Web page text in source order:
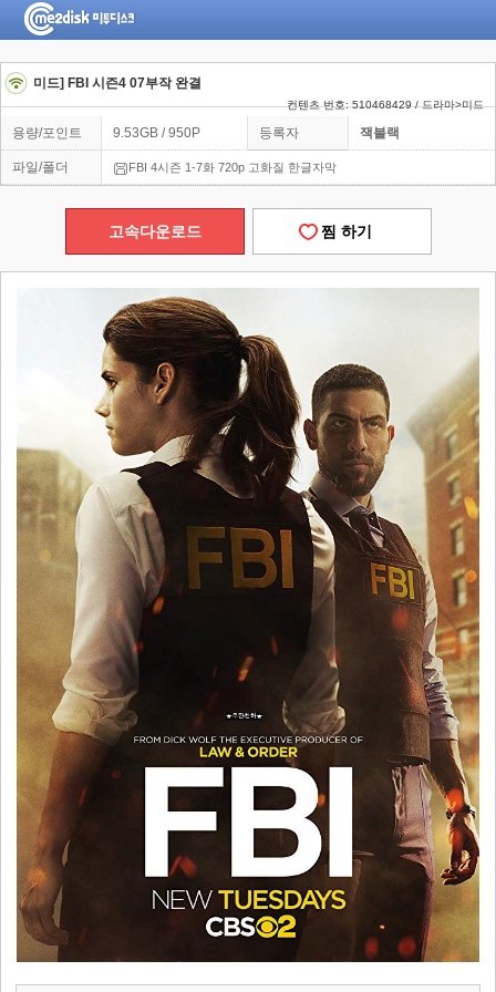
미드] FBI 시즌4 07부작 완결
컨텐츠 번호: 510468429 / 드라마>미드
용량/포인트 9.53GB / 950P 등록자 잭블랙
파일/폴더 FBI 4시즌 1-7화 720p 고화질 한글자막
고속다운로드 찜 하기